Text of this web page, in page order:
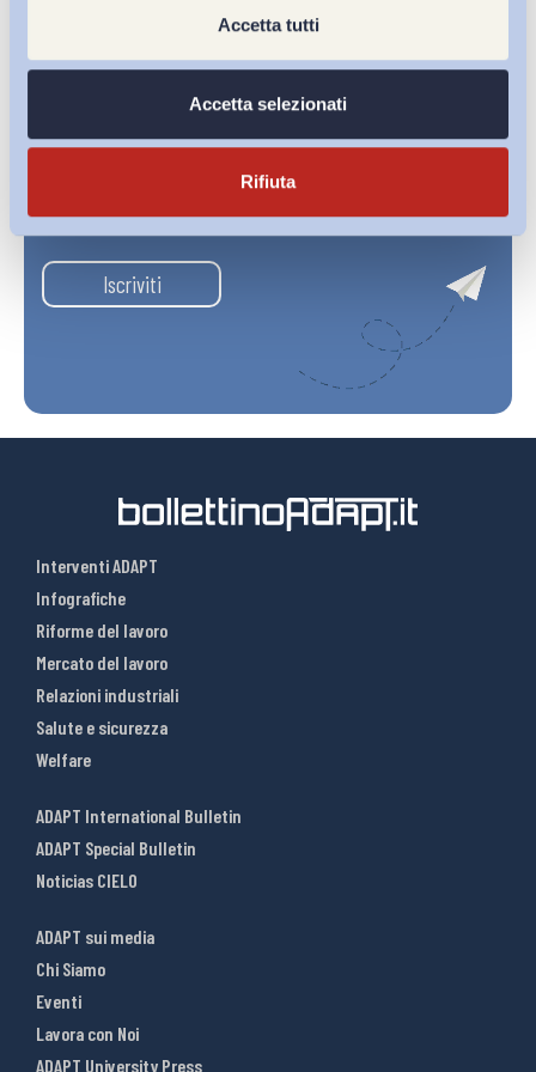
Accetta tutti
Accetta selezionati
Rifiuta
Ho letto e Accetto il trattamento dei dati personali descritti
sulla pagina dellaPrivacy Policy
Iscriviti
Interventi ADAPT
Infografiche
Riforme del lavoro
Mercato del lavoro
Relazioni industriali
Salute e sicurezza
Welfare
ADAPT International Bulletin
ADAPT Special Bulletin
Noticias CIELO
ADAPT sui media
Chi Siamo
Eventi
Lavora con Noi
ADAPT University Press